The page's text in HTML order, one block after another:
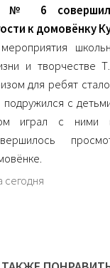
№ 6
к домовёнку
и творчестве
для ребят
подружился с
играл с ними
сегодня